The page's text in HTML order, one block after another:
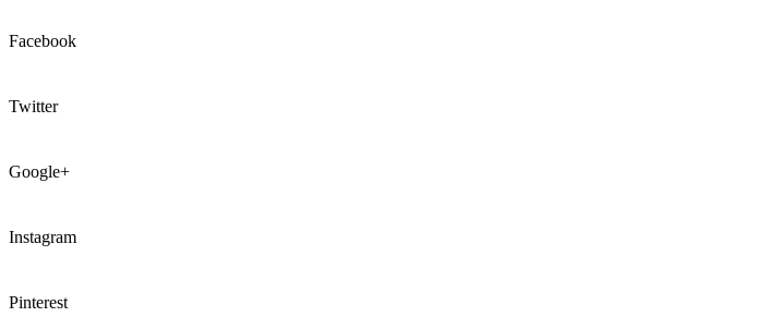
Facebook
Twitter
Google+
Instagram
Pinterest